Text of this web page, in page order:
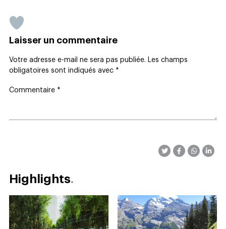
Laisser un commentaire
Votre adresse e-mail ne sera pas publiée. Les champs
obligatoires sont indiqués avec *
Commentaire *
Highlights